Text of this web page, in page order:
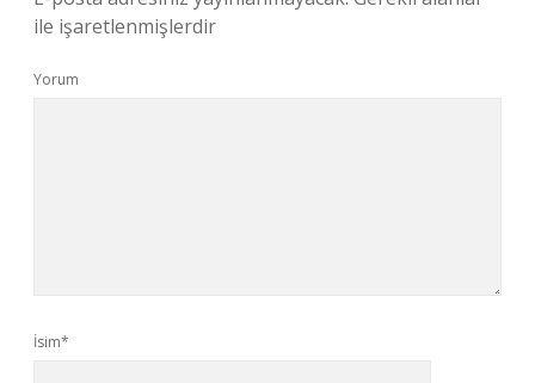
ile işaretlenmişlerdir
Yorum
İsim*